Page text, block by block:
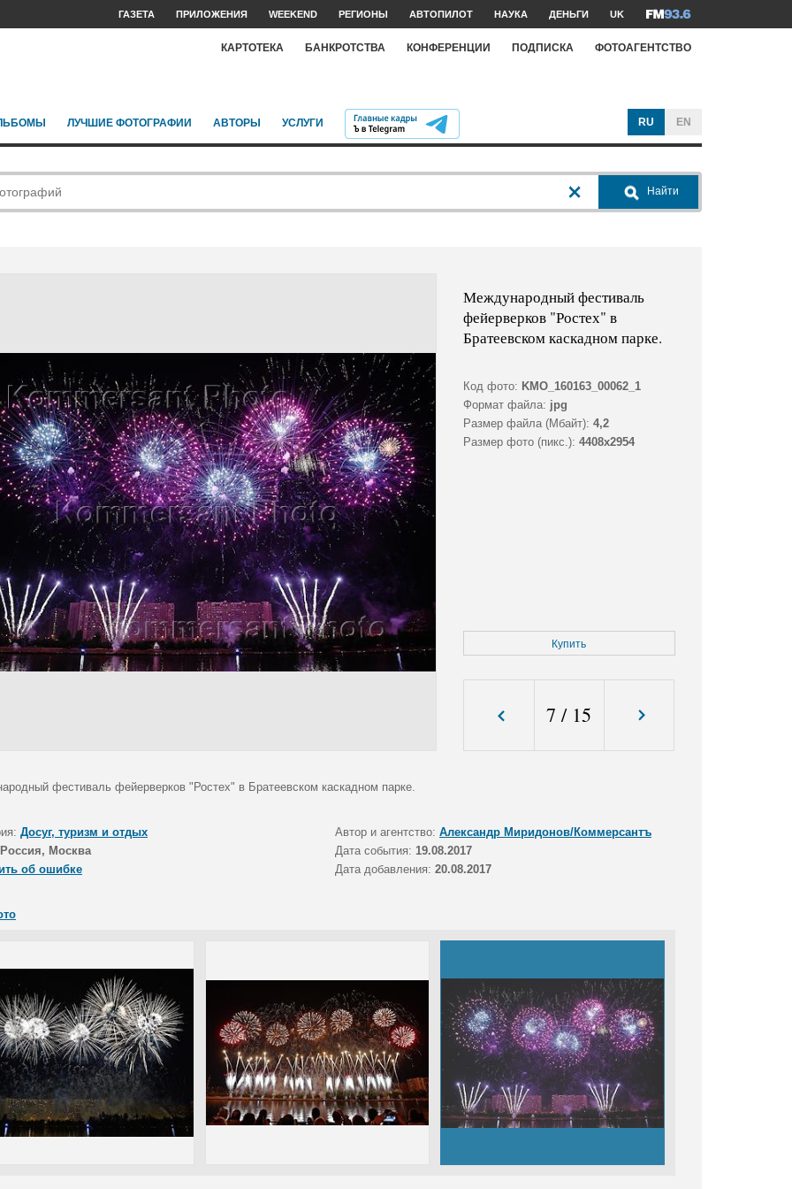
ГАЗЕТА ПРИЛОЖЕНИЯ WEEKEND РЕГИОНЫ АВТОПИЛОТ НАУКА ДЕНЬГИ UK
КАРТОТЕКА БАНКРОТСТВА КОНФЕРЕНЦИИ ПОДПИСКА ФОТОАГЕНТСТВО
ЛУЧШИЕ ФОТОГРАФИИ АВТОРЫ УСЛУГИ RU EN
Найти
Международный фестиваль
фейерверков "Ростех" в
Братеевском каскадном парке.
Код фото: KMO_160163_00062_1
Формат файла: jpg
Размер файла (Мбайт): 4,2
Размер фото (пикс.): 4408x2954
Купить
7 / 15
фестиваль фейерверков "Ростех" в Братеевском каскадном парке.
Досуг, туризм и отдых Автор и агентство: Александр Миридонов/Коммерсантъ
Россия, Москва Дата события: 19.08.2017
об ошибке
Дата добавления: 20.08.2017